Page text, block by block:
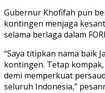
Gubernur Khofifah pun
kontingen menjaga
selama berlaga dalam
“Saya titipkan nama baik
kontingen. Tetap
demi memperkuat
seluruh Indonesia,”